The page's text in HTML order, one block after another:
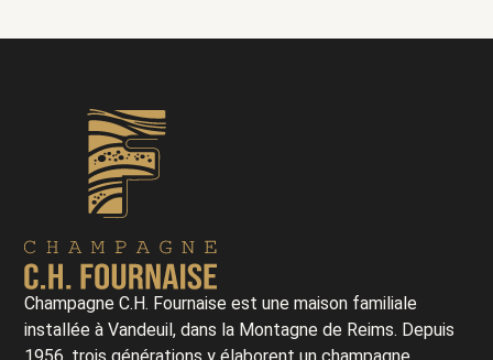
Champagne C.H. Fournaise est une maison familiale
installée à Vandeuil, dans la Montagne de Reims. Depuis